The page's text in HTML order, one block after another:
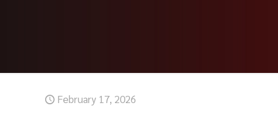
February 17, 2026